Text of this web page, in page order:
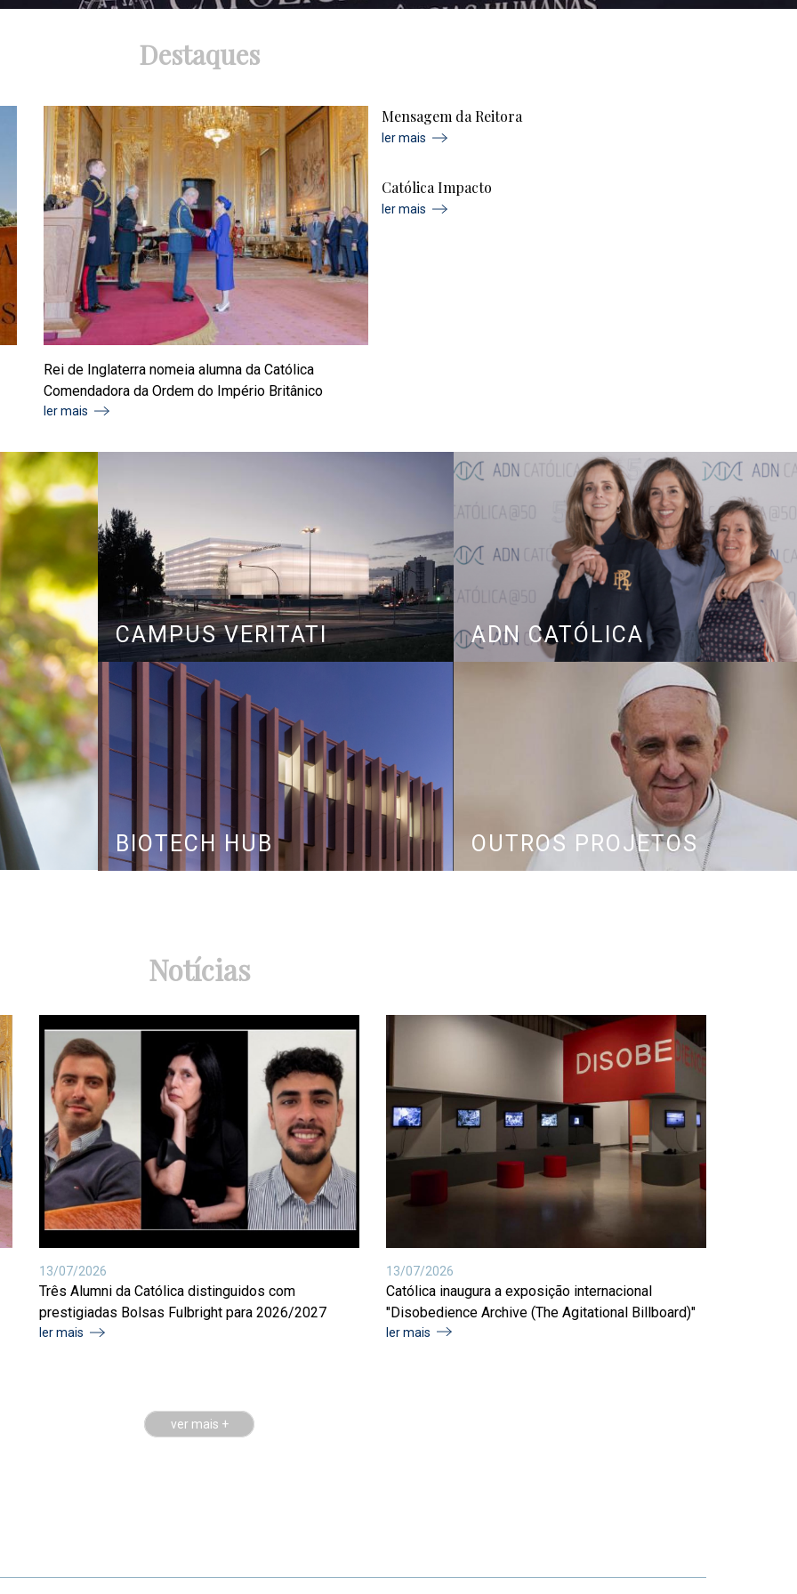
Destaques
Rei de Inglaterra nomeia alumna da Católica
Comendadora da Ordem do Império Britânico
ler mais
Mensagem da Reitora
ler mais
Católica Impacto
ler mais
CAMPUS VERITATI
BIOTECH HUB
ADN CATÓLICA
OUTROS PROJETOS
Notícias
13/07/2026
Três Alumni da Católica distinguidos com
prestigiadas Bolsas Fulbright para 2026/2027
ler mais
13/07/2026
Católica inaugura a exposição internacional
"Disobedience Archive (The Agitational Billboard)"
ler mais
ver mais +